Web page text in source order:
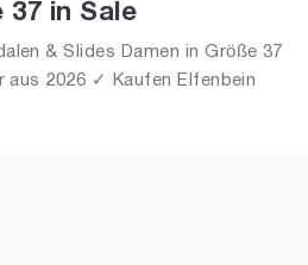
37 in Sale
& Slides Damen in Größe 37
aus 2026 ✓ Kaufen Elfenbein
in Größe 37 in Sale!